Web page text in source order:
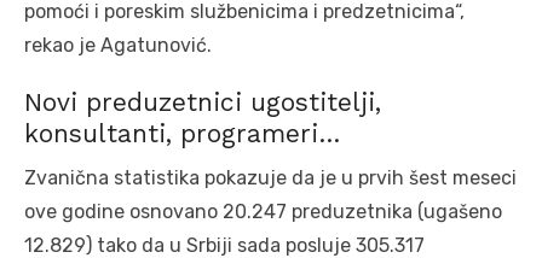
pomoći i poreskim službenicima i predzetnicima“,
rekao je Agatunović.
Novi preduzetnici ugostitelji,
konsultanti, programeri…
Zvanična statistika pokazuje da je u prvih šest meseci
ove godine osnovano 20.247 preduzetnika (ugašeno
12.829) tako da u Srbiji sada posluje 305.317